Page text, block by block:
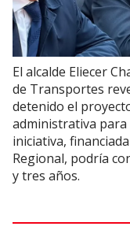
El alcalde Eliecer
de Transportes
detenido el
administrativa para
iniciativa,
Regional, podría
y tres años.